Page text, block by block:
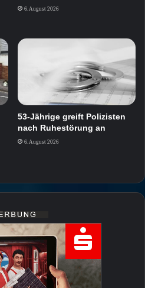
6. August 2026
53-Jährige greift Polizisten
nach Ruhestörung an
6. August 2026